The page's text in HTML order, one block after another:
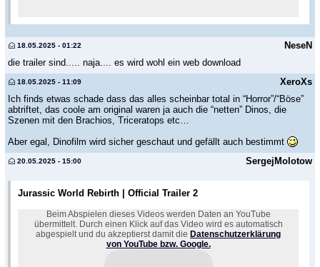
NeseN
18.05.2025 - 01:22
die trailer sind..... naja.... es wird wohl ein web download
XeroXs
18.05.2025 - 11:09
Ich finds etwas schade dass das alles scheinbar total in “Horror”/“Böse”
abtriftet, das coole am original waren ja auch die “netten” Dinos, die
Szenen mit den Brachios, Triceratops etc…
Aber egal, Dinofilm wird sicher geschaut und gefällt auch bestimmt
SergejMolotow
20.05.2025 - 15:00
Jurassic World Rebirth | Official Trailer 2
Beim Abspielen dieses Videos werden Daten an YouTube
übermittelt. Durch einen Klick auf das Video wird es automatisch
abgespielt und du akzeptierst damit die Datenschutzerklärung
von YouTube bzw. Google.